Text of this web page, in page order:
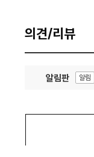
의견/리뷰
알림판 알림